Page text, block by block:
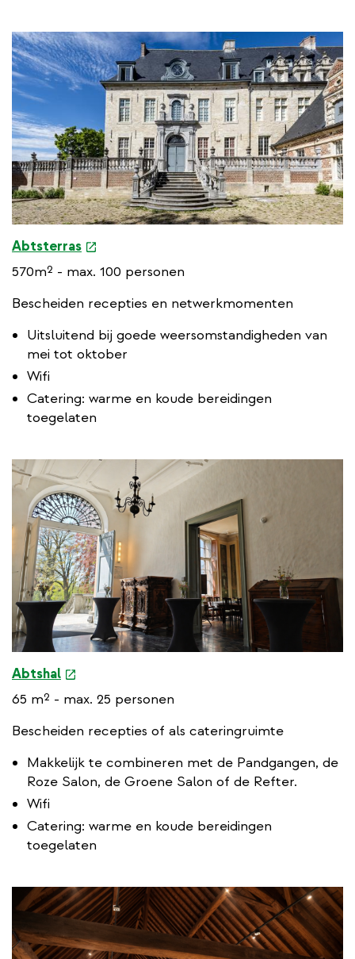
Abtsterras
e
x
e
n
l
l
k
570m² - max. 100 personen
Bescheiden recepties en netwerkmomenten
Uitsluitend bij goede weersomstandigheden van
mei tot oktober
Wifi
Catering: warme en koude bereidingen
toegelaten
Abtshal
e
x
e
n
l
l
k
65 m² - max. 25 personen
Bescheiden recepties of als cateringruimte
Makkelijk te combineren met de Pandgangen, de
Roze Salon, de Groene Salon of de Refter.
Wifi
Catering: warme en koude bereidingen
toegelaten